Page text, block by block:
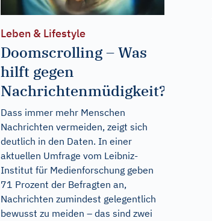
Leben & Lifestyle
Doomscrolling – Was
hilft gegen
Nachrichtenmüdigkeit?
Dass immer mehr Menschen
Nachrichten vermeiden, zeigt sich
deutlich in den Daten. In einer
aktuellen Umfrage vom Leibniz-
Institut für Medienforschung geben
71 Prozent der Befragten an,
Nachrichten zumindest gelegentlich
bewusst zu meiden – das sind zwei